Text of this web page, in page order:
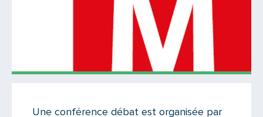
Une conférence débat est organisée par